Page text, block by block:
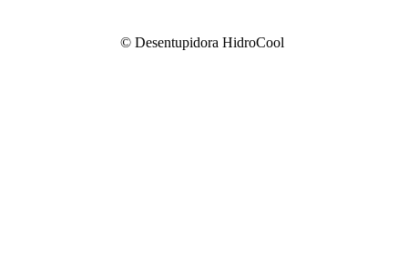
© Desentupidora HidroCool